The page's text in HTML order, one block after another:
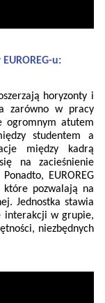
u:
horyzonty i
zarówno w pracy
ogromnym atutem
studentem a
między kadrą
na zacieśnienie
EUROREG
które pozwalają na
Jednostka stawia
interakcji w grupie,
niezbędnych